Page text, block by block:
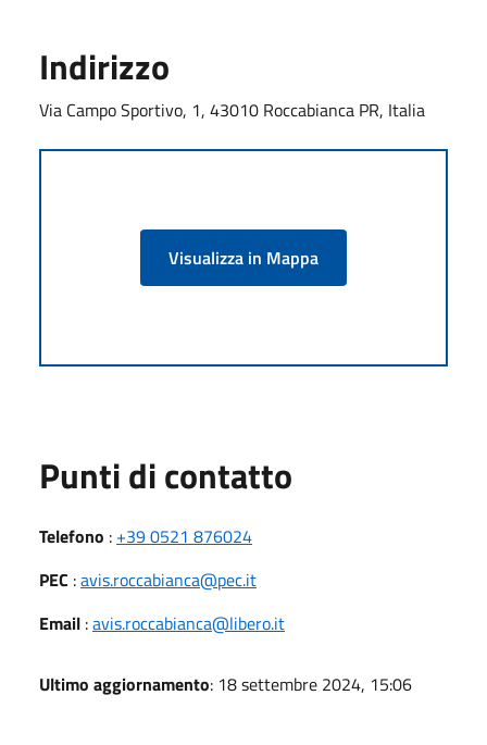
Indirizzo
Via Campo Sportivo, 1, 43010 Roccabianca PR, Italia
Visualizza in Mappa
Punti di contatto
Telefono : +39 0521 876024
PEC :avis.roccabianca@pec.it
Email :avis.roccabianca@libero.it
Ultimo aggiornamento: 18 settembre 2024, 15:06